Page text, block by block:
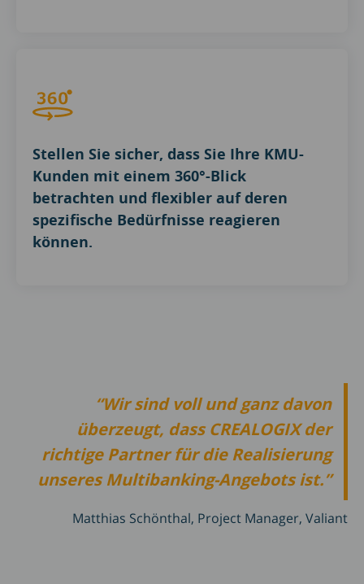
Stellen Sie sicher, dass Sie Ihre KMU-
Kunden mit einem 360°-Blick
betrachten und flexibler auf deren
spezifische Bedürfnisse reagieren
können.
Wir sind voll und ganz davon
überzeugt, dass CREALOGIX der
richtige Partner für die Realisierung
unseres Multibanking-Angebots ist.
Matthias Schönthal, Project Manager, Valiant